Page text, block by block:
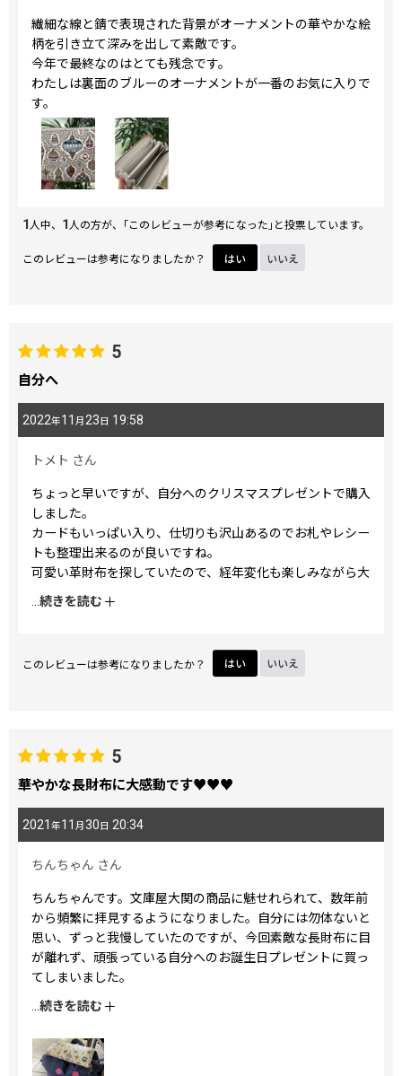
繊細な線と錆で表現された背景がオーナメントの華やかな絵
柄を引き立て深みを出して素敵です。
今年で最終なのはとても残念です。
わたしは裏面のブルーのオーナメントが一番のお気に入りで
す。
1人中、 1人の方が、｢このレビューが参考になった｣と投票しています。
このレビューは参考になりましたか？ はい いいえ
5
自分へ
2022年11 月 23日 19:58
トメト さん
ちょっと早いですが、自分へのクリスマスプレゼントで購入
しました。
カードもいっぱい入り、仕切りも沢山あるのでお札やレシー
トも整理出来るのが良いですね。
可愛い革財布を探していたので、経年変化も楽しみながら大
切に使いたいです！
続きを読む
このレビューは参考になりましたか？ はい いいえ
5
華やかな長財布に大感動です♥♥♥
2021 年11 月 30 日 20:34
ちんちゃん さん
ちんちゃんです。文庫屋大関の商品に魅せれられて、数年前
から頻繁に拝見するようになりました。自分には勿体ないと
思い、ずっと我慢していたのですが、今回素敵な長財布に目
が離れず、頑張っている自分へのお誕生日プレゼントに買っ
てしまいました。
大満足です♥♥♥
大切に使わせていただきます。
ありがとうございました。
続きを読む